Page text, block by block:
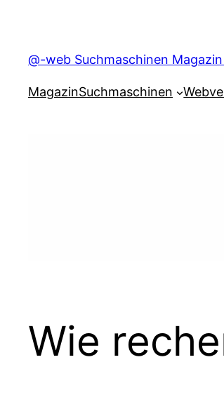
content
@-web Suchmaschinen
MagazinSuchmaschinen
Wie